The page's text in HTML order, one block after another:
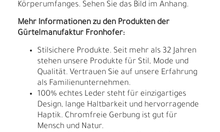
Körperumfanges. Sehen Sie das Bild im Anhang.
Mehr Informationen zu den Produkten der
Gürtelmanufaktur Fronhofer:
Stilsichere Produkte. Seit mehr als 32 Jahren
stehen unsere Produkte für Stil, Mode und
Qualität. Vertrauen Sie auf unsere Erfahrung
als Familienunternehmen.
100% echtes Leder steht für einzigartiges
Design, lange Haltbarkeit und hervorragende
Haptik. Chromfreie Gerbung ist gut für
Mensch und Natur.